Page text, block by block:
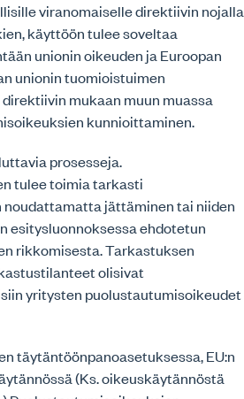
viranomaiselle direktiivin nojalla
käyttöön tulee soveltaa
unionin oikeuden ja Euroopan
unionin tuomioistuimen
mukaan muun muassa
kunnioittaminen.
prosesseja.
tulee toimia tarkasti
jättäminen tai niiden
esitysluonnoksessa ehdotetun
rikkomisesta. Tarkastuksen
olisivat
yritysten puolustautumisoikeudet
täytäntöönpanoasetuksessa, EU:n
(Ks. oikeuskäytännöstä